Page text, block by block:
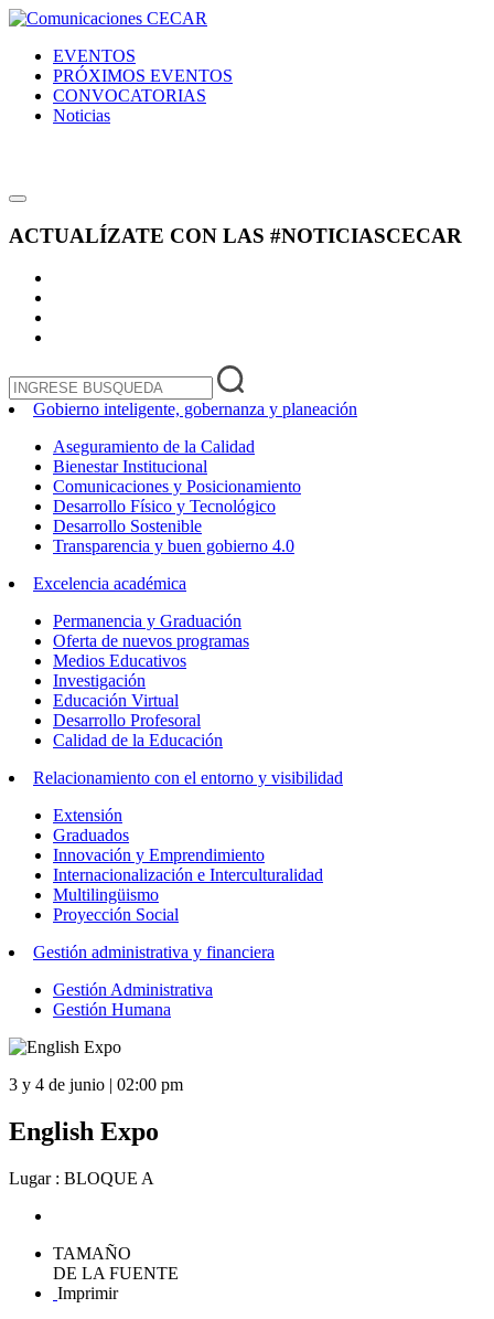
EVENTOS
PRÓXIMOS EVENTOS
CONVOCATORIAS
Noticias
ACTUALÍZATE CON LAS #NOTICIASCECAR
Gobierno inteligente, gobernanza y planeación
Aseguramiento de la Calidad
Bienestar Institucional
Comunicaciones y Posicionamiento
Desarrollo Físico y Tecnológico
Desarrollo Sostenible
Transparencia y buen gobierno 4.0
Excelencia académica
Permanencia y Graduación
Oferta de nuevos programas
Medios Educativos
Investigación
Educación Virtual
Desarrollo Profesoral
Calidad de la Educación
Relacionamiento con el entorno y visibilidad
Extensión
Graduados
Innovación y Emprendimiento
Internacionalización e Interculturalidad
Multilingüismo
Proyección Social
Gestión administrativa y financiera
Gestión Administrativa
Gestión Humana
3 y 4 de junio | 02:00 pm
English Expo
Lugar : BLOQUE A
TAMAÑO
DE LA FUENTE
Imprimir